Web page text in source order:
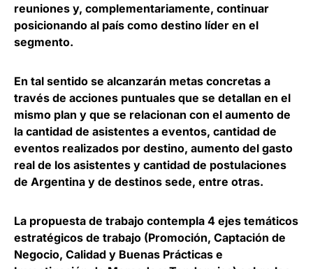
reuniones y, complementariamente, continuar
posicionando al país como destino líder en el
segmento.
En tal sentido se alcanzarán metas concretas a
través de acciones puntuales que se detallan en el
mismo plan y que se relacionan con el aumento de
la cantidad de asistentes a eventos, cantidad de
eventos realizados por destino, aumento del gasto
real de los asistentes y cantidad de postulaciones
de Argentina y de destinos sede, entre otras.
La propuesta de trabajo contempla 4 ejes temáticos
estratégicos de trabajo (Promoción, Captación de
Negocio, Calidad y Buenas Prácticas e